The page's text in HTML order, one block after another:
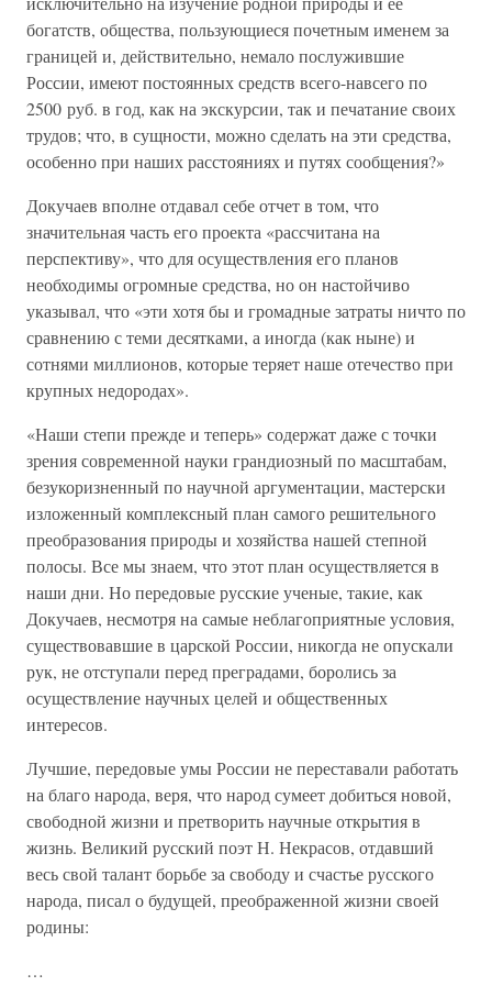
богатств, общества, пользующиеся почетным именем за
границей и, действительно, немало послужившие
России, имеют постоянных средств всего-навсего по
2500 руб. в год, как на экскурсии, так и печатание своих
трудов; что, в сущности, можно сделать на эти средства,
особенно при наших расстояниях и путях сообщения?»
Докучаев вполне отдавал себе отчет в том, что
значительная часть его проекта «рассчитана на
перспективу», что для осуществления его планов
необходимы огромные средства, но он настойчиво
указывал, что «эти хотя бы и громадные затраты ничто по
сравнению с теми десятками, а иногда (как ныне) и
сотнями миллионов, которые теряет наше отечество при
крупных недородах».
«Наши степи прежде и теперь» содержат даже с точки
зрения современной науки грандиозный по масштабам,
безукоризненный по научной аргументации, мастерски
изложенный комплексный план самого решительного
преобразования природы и хозяйства нашей степной
полосы. Все мы знаем, что этот план осуществляется в
наши дни. Но передовые русские ученые, такие, как
Докучаев, несмотря на самые неблагоприятные условия,
существовавшие в царской России, никогда не опускали
рук, не отступали перед преградами, боролись за
осуществление научных целей и общественных
интересов.
Лучшие, передовые умы России не переставали работать
на благо народа, веря, что народ сумеет добиться новой,
свободной жизни и претворить научные открытия в
жизнь. Великий русский поэт Н. Некрасов, отдавший
весь свой талант борьбе за свободу и счастье русского
народа, писал о будущей, преображенной жизни своей
родины:
…